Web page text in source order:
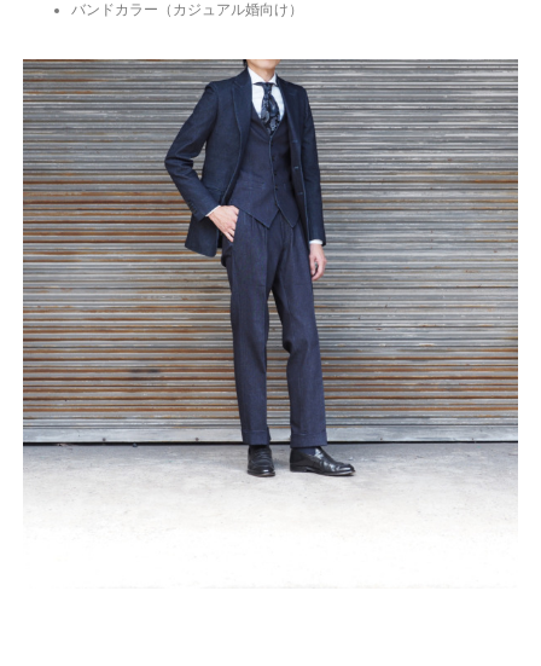
バンドカラー（カジュアル婚向け）